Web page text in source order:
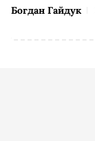
Богдан Гайдук